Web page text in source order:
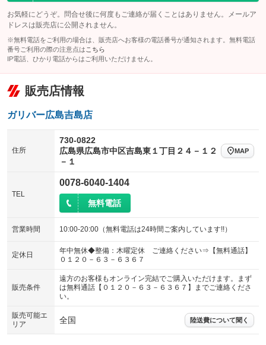
お気軽にどうぞ。問合せ後に何度もご連絡が届くことはありません。メールア
ドレスは販売店に公開されません。
※無料電話をご利用の場合は、販売店へお客様の電話番号が通知されます。無料電話
番号ご利用の際の注意点は こちら
IP電話、ひかり電話からはご利用いただけません。
販売店情報
ガリバー広島吉島店
住所
730-0822
広島県広島市中区吉島東１丁目２４－１２
－１
MAP
TEL
0078-6040-1404
無料電話
営業時間 10:00-20:00（無料電話は24時間ご案内しています!!）
定休日
年中無休◆整備：木曜定休 ご連絡ください⇒【無料通話】
０１２０－６３－６３６７
販売条件
遠方のお客様もオンライン完結でご購入いただけます。まず
は無料通話【０１２０－６３－６３６７】までご連絡くださ
い。
販売可能エ
リア
全国 陸送費について聞く